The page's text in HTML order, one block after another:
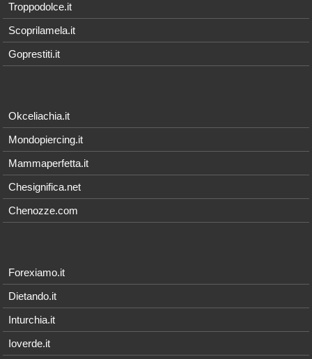
Troppodolce.it
Scoprilamela.it
Goprestiti.it
Okceliachia.it
Mondopiercing.it
Mammaperfetta.it
Chesignifica.net
Chenozze.com
Forexiamo.it
Dietando.it
Inturchia.it
Ioverde.it